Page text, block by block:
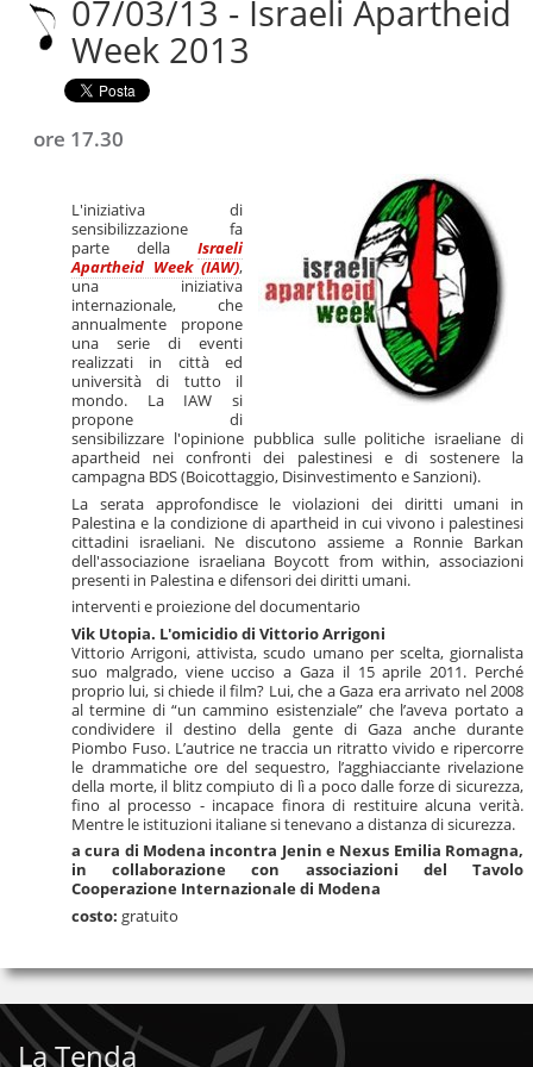
Salta
navigazione
07/03/13 - Israeli Apartheid
Week 2013
ore 17.30
L'iniziativa di
sensibilizzazione fa
parte della Israeli
Apartheid Week (IAW),
una iniziativa
internazionale, che
annualmente propone
una serie di eventi
realizzati in città ed
università di tutto il
mondo. La IAW si
propone di
sensibilizzare l'opinione pubblica sulle politiche israeliane di
apartheid nei confronti dei palestinesi e di sostenere la
campagna BDS (Boicottaggio, Disinvestimento e Sanzioni).
La serata approfondisce le violazioni dei diritti umani in
Palestina e la condizione di apartheid in cui vivono i palestinesi
cittadini israeliani. Ne discutono assieme a Ronnie Barkan
dell'associazione israeliana Boycott from within, associazioni
presenti in Palestina e difensori dei diritti umani.
interventi e proiezione del documentario
Vik Utopia. L'omicidio di Vittorio Arrigoni
Vittorio Arrigoni, attivista, scudo umano per scelta, giornalista
suo malgrado, viene ucciso a Gaza il 15 aprile 2011. Perché
proprio lui, si chiede il film? Lui, che a Gaza era arrivato nel 2008
al termine di “un cammino esistenziale” che l’aveva portato a
condividere il destino della gente di Gaza anche durante
Piombo Fuso. L’autrice ne traccia un ritratto vivido e ripercorre
le drammatiche ore del sequestro, l’agghiacciante rivelazione
della morte, il blitz compiuto di lì a poco dalle forze di sicurezza,
fino al processo - incapace finora di restituire alcuna verità.
Mentre le istituzioni italiane si tenevano a distanza di sicurezza.
a cura di Modena incontra Jenin e Nexus Emilia Romagna,
in collaborazione con associazioni del Tavolo
Cooperazione Internazionale di Modena
costo: gratuito
La Tenda